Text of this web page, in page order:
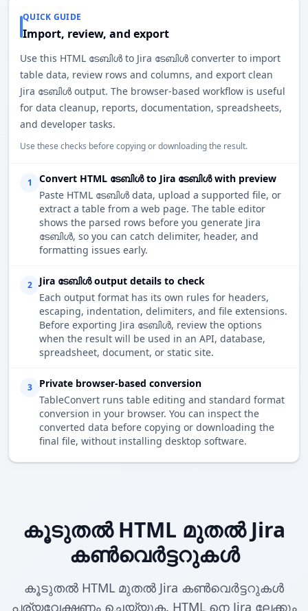
QUICK GUIDE
Import, review, and export
Use this HTML ടേബിൾ to Jira ടേബിൾ converter to import
table data, review rows and columns, and export clean
Jira ടേബിൾ output. The browser-based workflow is useful
for data cleanup, reports, documentation, spreadsheets,
and developer tasks.
Use these checks before copying or downloading the result.
1
Convert HTML ടേബിൾ to Jira ടേബിൾ with preview
Paste HTML ടേബിൾ data, upload a supported file, or
extract a table from a web page. The table editor
shows the parsed rows before you generate Jira
ടേബിൾ, so you can catch delimiter, header, and
formatting issues early.
2
Jira ടേബിൾ output details to check
Each output format has its own rules for headers,
escaping, indentation, delimiters, and file extensions.
Before exporting Jira ടേബിൾ, review the options
when the result will be used in an API, database,
spreadsheet, document, or static site.
3
Private browser-based conversion
TableConvert runs table editing and standard format
conversion in your browser. You can inspect the
converted data before copying or downloading the
final file, without installing desktop software.
കൂടുതൽ HTML മുതൽ Jira
കൺവെർട്ടറുകൾ
കൂടുതൽ HTML മുതൽ Jira കൺവെർട്ടറുകൾ
പര്യവേക്ഷണം ചെയ്യുക. HTML നെ Jira ലേക്കും